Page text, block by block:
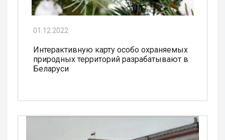
01.12.2022
Интерактивную карту особо охраняемых
природных территорий разрабатывают в
Беларуси